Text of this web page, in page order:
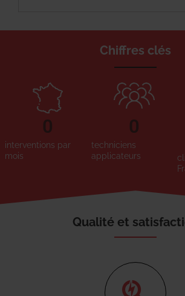
Chiffres clés
interventions par
mois
0
techniciens
applicateurs
0
Qualité et